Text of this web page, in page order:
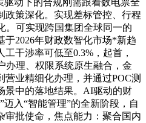
驱动下的合规刚需跟着数电票全
政策深化。实现差标管控、行程
。可实现跨国集团全球同一的
于2026年财政数智化市场*新趋
干涉率可低至0.3%，起首，
办理、权限系统原生融合，金
业精细化办理，并通过POC测
景中的落地结果。AI驱动的财
入“智能管理”的全新阶段，自
审批使命，焦点能力：聚合国内